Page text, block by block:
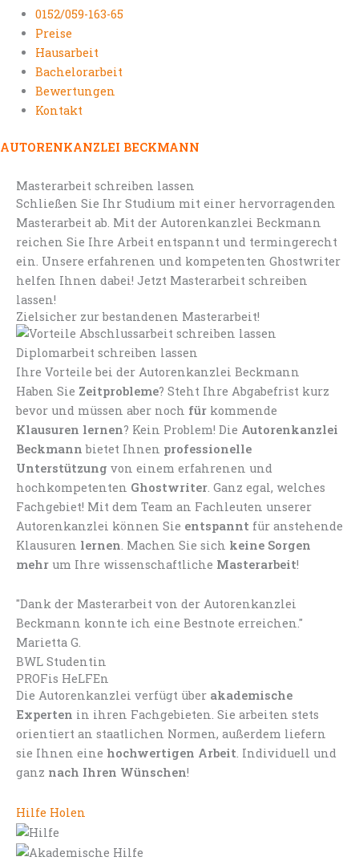
0152/059-163-65
Preise
Hausarbeit
Bachelorarbeit
Bewertungen
Kontakt
AUTORENKANZLEI BECKMANN
Masterarbeit schreiben lassen
Schließen Sie Ihr Studium mit einer hervorragenden
Masterarbeit ab. Mit der Autorenkanzlei Beckmann
reichen Sie Ihre Arbeit entspannt und termingerecht
ein. Unsere erfahrenen und kompetenten Ghostwriter
helfen Ihnen dabei! Jetzt Masterarbeit schreiben
lassen!
Zielsicher zur bestandenen Masterarbeit!
Ihre Vorteile bei der Autorenkanzlei Beckmann
Haben Sie Zeitprobleme? Steht Ihre Abgabefrist kurz
bevor und müssen aber noch für kommende
Klausuren lernen? Kein Problem! Die Autorenkanzlei
Beckmann bietet Ihnen professionelle
Unterstützung von einem erfahrenen und
hochkompetenten Ghostwriter . Ganz egal, welches
Fachgebiet! Mit dem Team an Fachleuten unserer
Autorenkanzlei können Sie entspannt für anstehende
Klausuren lernen . Machen Sie sich keine Sorgen
mehr um Ihre wissenschaftliche Masterarbeit!
"Dank der Masterarbeit von der Autorenkanzlei
Beckmann konnte ich eine Bestnote erreichen."
Marietta G.
BWL Studentin
PROFis HeLFEn
Die Autorenkanzlei verfügt über akademische
Experten in ihren Fachgebieten. Sie arbeiten stets
orientiert an staatlichen Normen, außerdem liefern
sie Ihnen eine hochwertigen Arbeit. Individuell und
ganz nach Ihren Wünschen!
Hilfe Holen